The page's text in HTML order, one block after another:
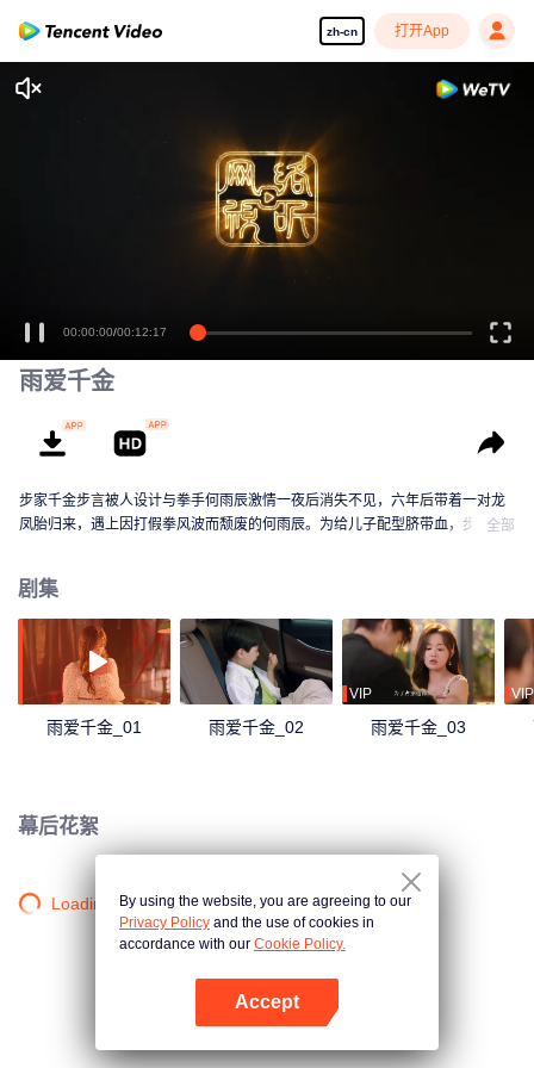
zh-cn 打开App
00:00:00/00:12:17
雨爱千金
步家千金步言被人设计与拳手何雨辰激情一夜后消失不见，六年后带着一对龙
凤胎归来，遇上因打假拳风波而颓废的何雨辰。为给儿子配型脐带血，步言决
全部
剧集
雨爱千金_01 雨爱千金_02
VIP
雨爱千金_03
VIP
幕后花絮
Loading…By using the website, you are agreeing to our
Privacy Policy and the use of cookies in
accordance with our Cookie Policy.
Accept